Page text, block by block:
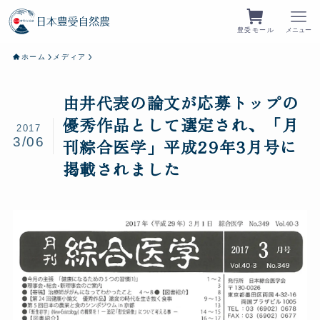
豊受モール メニュー
ホーム メディア
由井代表の論文が応募トップの
優秀作品として選定され、「月
刊綜合医学」平成29年3月号に
掲載されました
2017
3/06